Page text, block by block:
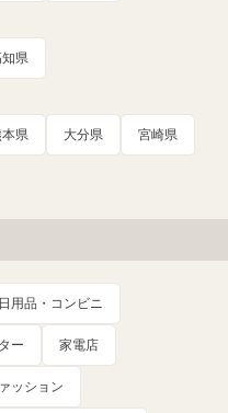
県
県 大分県 宮崎県
用品・コンビニ
ー 家電店
ッション